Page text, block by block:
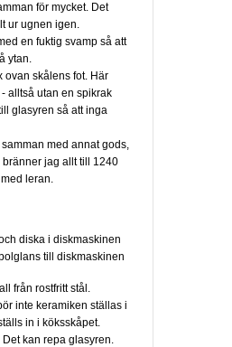
för mycket. Det
ur ugnen igen.
en fuktig svamp så att
ytan.
ovan skålens fot. Här
alltså utan en spikrak
glasyren så att inga
med annat gods,
jag allt till 1240
leran.
diska i diskmaskinen
till diskmaskinen
från rostfritt stål.
inte keramiken ställas i
in i köksskåpet.
kan repa glasyren.